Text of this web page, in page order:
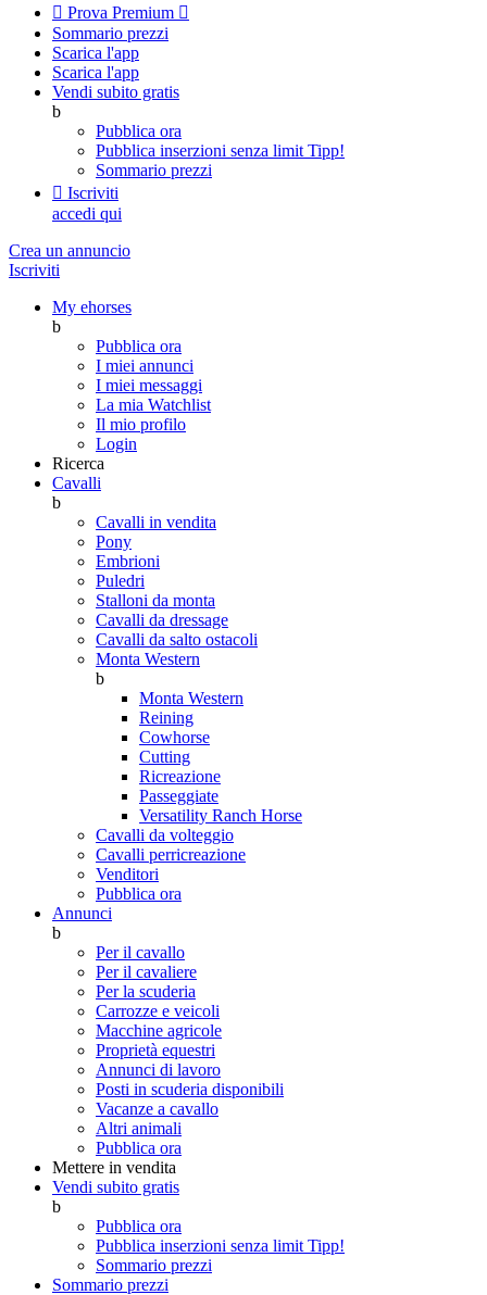
 Prova Premium 
Sommario prezzi
Scarica l'app
Scarica l'app
Vendi subito gratis
b
Pubblica ora
Pubblica inserzioni senza limit Tipp!
Sommario prezzi
 Iscriviti
accedi qui
Crea un annuncio
Iscriviti
My ehorses
b
Pubblica ora
I miei annunci
I miei messaggi
La mia Watchlist
Il mio profilo
Login
Ricerca
Cavalli
b
Cavalli in vendita
Pony
Embrioni
Puledri
Stalloni da monta
Cavalli da dressage
Cavalli da salto ostacoli
Monta Western
b
Monta Western
Reining
Cowhorse
Cutting
Ricreazione
Passeggiate
Versatility Ranch Horse
Cavalli da volteggio
Cavalli perricreazione
Venditori
Pubblica ora
Annunci
b
Per il cavallo
Per il cavaliere
Per la scuderia
Carrozze e veicoli
Macchine agricole
Proprietà equestri
Annunci di lavoro
Posti in scuderia disponibili
Vacanze a cavallo
Altri animali
Pubblica ora
Mettere in vendita
Vendi subito gratis
b
Pubblica ora
Pubblica inserzioni senza limit Tipp!
Sommario prezzi
Sommario prezzi